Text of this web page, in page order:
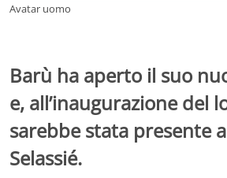
Avatar uomo
Barù ha aperto il suo
e, all’inaugurazione del
sarebbe stata presente
Selassié.